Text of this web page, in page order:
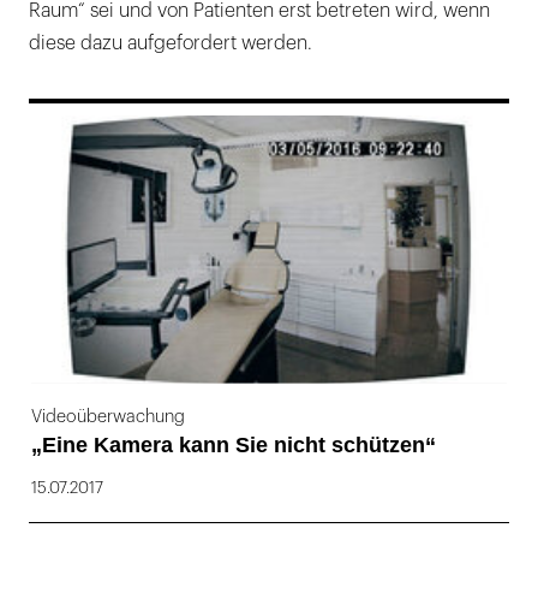
Raum“ sei und von Patienten erst betreten wird, wenn
diese dazu aufgefordert werden.
Videoüberwachung
„Eine Kamera kann Sie nicht schützen“
15.07.2017